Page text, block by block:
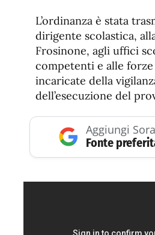
L’ordinanza è stata
dirigente scolastica,
Frosinone, agli uffici
competenti e alle forze
incaricate della
dell’esecuzione del
Aggiungi
Fonte